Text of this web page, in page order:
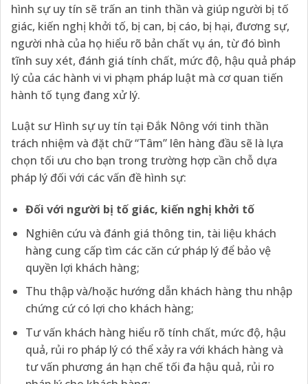
hình sự uy tín sẽ trấn an tinh thần và giúp người bị tố
giác, kiến nghị khởi tố, bị can, bị cáo, bị hại, đương sự,
người nhà của họ hiểu rõ bản chất vụ án, từ đó bình
tĩnh suy xét, đánh giá tính chất, mức độ, hậu quả pháp
lý của các hành vi vi phạm pháp luật mà cơ quan tiến
hành tố tụng đang xử lý.
Luật sư Hình sự uy tín tại Đắk Nông với tinh thần
trách nhiệm và đặt chữ “Tâm” lên hàng đầu sẽ là lựa
chọn tối ưu cho bạn trong trường hợp cần chỗ dựa
pháp lý đối với các vấn đề hình sự:
Đối với người bị tố giác, kiến nghị khởi tố
Nghiên cứu và đánh giá thông tin, tài liệu khách
hàng cung cấp tìm các căn cứ pháp lý để bảo vệ
quyền lợi khách hàng;
Thu thập và/hoặc hướng dẫn khách hàng thu nhập
chứng cứ có lợi cho khách hàng;
Tư vấn khách hàng hiểu rõ tính chất, mức độ, hậu
quả, rủi ro pháp lý có thể xảy ra với khách hàng và
tư vấn phương án hạn chế tối đa hậu quả, rủi ro